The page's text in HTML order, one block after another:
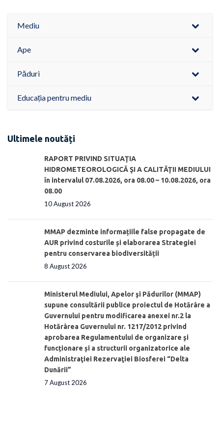
Mediu
Ape
Păduri
Educația pentru mediu
Ultimele noutăți
RAPORT PRIVIND SITUAŢIA
HIDROMETEOROLOGICĂ ŞI A CALITĂŢII MEDIULUI
în intervalul 07.08.2026, ora 08.00 – 10.08.2026, ora
08.00
10 August 2026
MMAP dezminte informațiile false propagate de
AUR privind costurile și elaborarea Strategiei
pentru conservarea biodiversității
8 August 2026
Ministerul Mediului, Apelor şi Pădurilor (MMAP)
supune consultării publice proiectul de Hotărâre a
Guvernului pentru modificarea anexei nr.2 la
Hotărârea Guvernului nr. 1217/2012 privind
aprobarea Regulamentului de organizare şi
funcționare și a structurii organizatorice ale
Administraţiei Rezervaţiei Biosferei “Delta
Dunării”
7 August 2026